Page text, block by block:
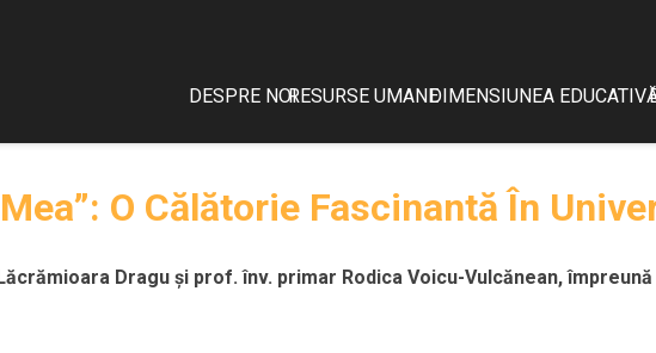
DESPRE NOIRESURSE UMANEDIMENSIUNEA
O Călătorie Fascinantă În
Dragu și prof. înv. primar Rodica Voicu-Vulcănean,